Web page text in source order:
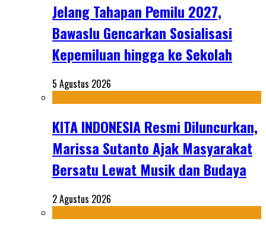
Jelang Tahapan Pemilu 2027,
Bawaslu Gencarkan Sosialisasi
Kepemiluan hingga ke Sekolah
5 Agustus 2026
KITA INDONESIA Resmi Diluncurkan,
Marissa Sutanto Ajak Masyarakat
Bersatu Lewat Musik dan Budaya
2 Agustus 2026